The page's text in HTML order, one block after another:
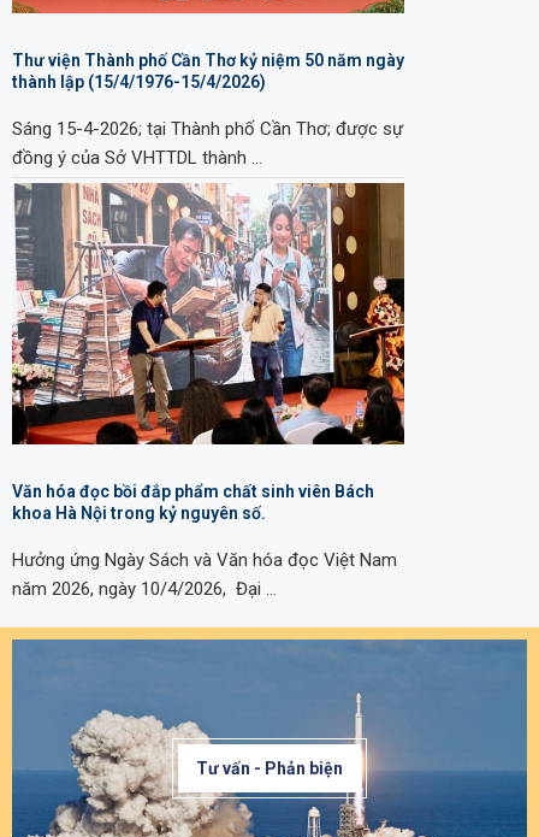
Thư viện Thành phố Cần Thơ kỷ niệm 50 năm ngày
thành lập (15/4/1976-15/4/2026)
Sáng 15-4-2026; tại Thành phố Cần Thơ; được sự
đồng ý của Sở VHTTDL thành …
Văn hóa đọc bồi đắp phẩm chất sinh viên Bách
khoa Hà Nội trong kỷ nguyên số.
Hưởng ứng Ngày Sách và Văn hóa đọc Việt Nam
năm 2026, ngày 10/4/2026, Đại …
Tư vấn - Phản biện